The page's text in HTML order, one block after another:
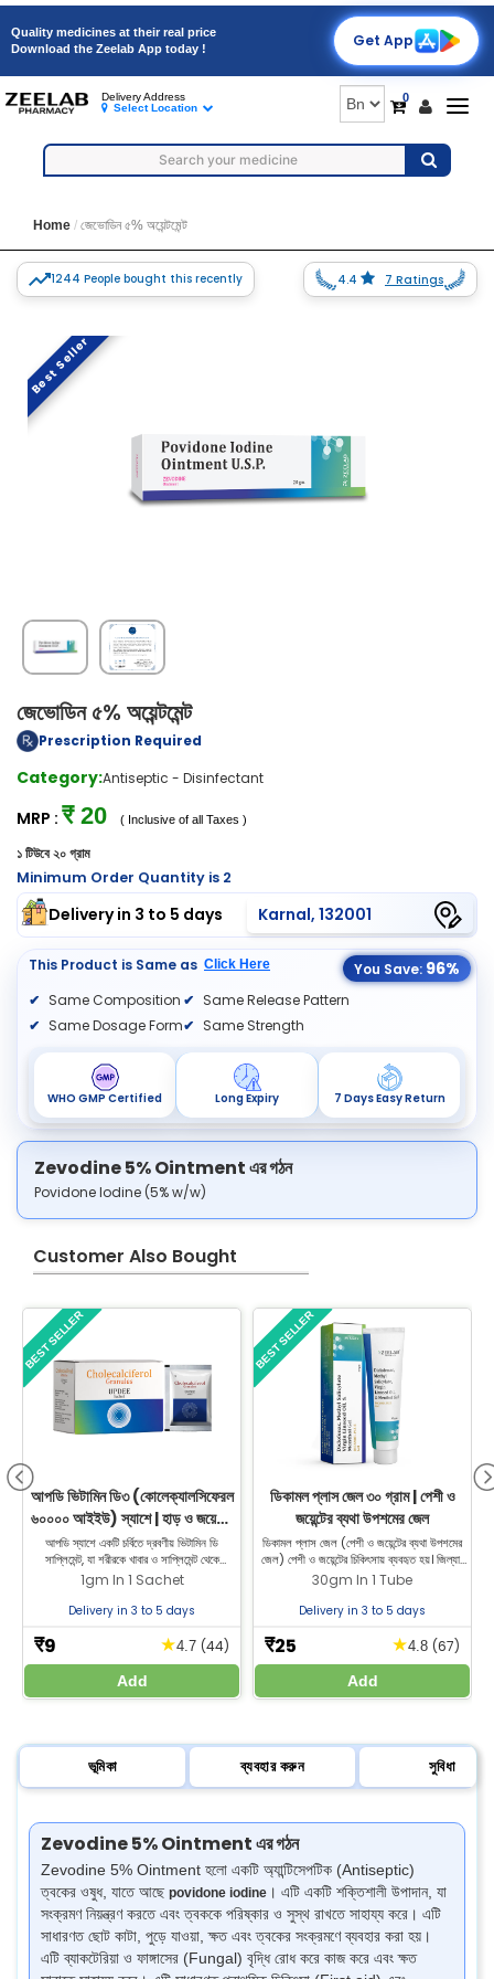
Quality medicines at their real price
Download the Zeelab App today !
Get App
0
Delivery Address
Select Location
Home জেভোডিন ৫% অয়েন্টমেন্ট
1244 People bought this recently 4.4 7 Ratings
Best Seller
জেভোডিন ৫% অয়েন্টমেন্ট
Prescription Required
Category:Antiseptic - Disinfectant
MRP : ₹ 20 ( Inclusive of all Taxes )
১ টিউবে ২০ গ্রাম
Minimum Order Quantity is 2
Delivery in 3 to 5 days Karnal, 132001
This Product is Same as Click Here You Save: 96%
Same Composition
Same Dosage Form
Same Release Pattern
Same Strength
WHO GMP Certified Long Expiry 7 Days Easy Return
Zevodine 5% Ointment এর গঠন
Povidone Iodine (5% w/w)
Customer Also Bought
আপডি ভিটামিন ডি৩ (কোলেক্যালসিফেরল
৬০০০০ আইইউ) স্যাশে | হাড় ও জয়েন্টের
স্বাস্থ্যের জন্য
আপডি স্যাশে একটি চর্বিতে দ্রবণীয় ভিটামিন ডি
সাপ্লিমেন্ট, যা শরীরকে খাবার ও সাপ্লিমেন্ট থেকে
ক্যালসিয়াম ও ফসফরাস শোষণে সাহায্য করে। কিনতে
আমাদের ওয়েবসাইট ভিজিট করুন।
1gm In 1 Sachet
Delivery in 3 to 5 days
₹9 ★4.7 (44)
Add
BEST SELLER
ডিকামল প্লাস জেল ৩০ গ্রাম | পেশী ও
জয়েন্টের ব্যথা উপশমের জেল
ডিকামল প্লাস জেল (পেশী ও জয়েন্টের ব্যথা উপশমের
জেল) পেশী ও জয়েন্টের চিকিৎসায় ব্যবহৃত হয়। জিল্যাব
ফার্মেসি থেকে সেরা পেইন রিলিফ জেল কিনুন।
30gm In 1 Tube
Delivery in 3 to 5 days
₹25 ★4.8 (67)
Add
BEST SELLER
ভূমিকা ব্যবহার করুন সুবিধা
Zevodine 5% Ointment এর গঠন
Zevodine 5% Ointment হলো একটি অ্যান্টিসেপটিক (Antiseptic)
ত্বকের ওষুধ, যাতে আছে povidone iodine । এটি একটি শক্তিশালী উপাদান, যা
সংক্রমণ নিয়ন্ত্রণ করতে এবং ত্বককে পরিষ্কার ও সুস্থ রাখতে সাহায্য করে। এটি
সাধারণত ছোট কাটা, পুড়ে যাওয়া, ক্ষত এবং ত্বকের সংক্রমণে ব্যবহার করা হয়।
এটি ব্যাকটেরিয়া ও ফাঙ্গাসের (Fungal) বৃদ্ধি রোধ করে কাজ করে এবং ক্ষত